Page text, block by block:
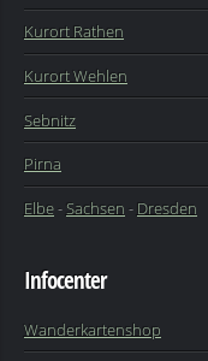
Kurort Rathen
Kurort Wehlen
Sebnitz
Pirna
Elbe-Sachsen - Dresden
Infocenter
Wanderkartenshop